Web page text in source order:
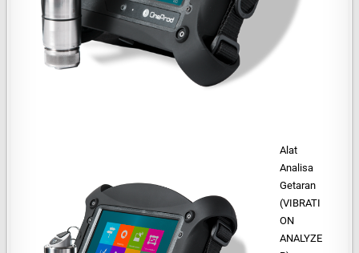
Alat
Analisa
Getaran
(VIBRATI
ON
ANALYZE